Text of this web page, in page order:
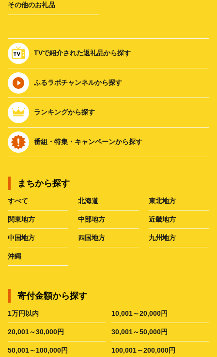
その他のお礼品
TVで紹介された返礼品から探す
ふるラボチャンネルから探す
ランキングから探す
番組・特集・キャンペーンから探す
まちから探す
すべて 北海道 東北地方
関東地方 中部地方 近畿地方
中国地方 四国地方 九州地方
沖縄
寄付金額から探す
1万円以内 10,001～20,000円
20,001～30,000円 30,001～50,000円
50,001～100,000円 100,001～200,000円